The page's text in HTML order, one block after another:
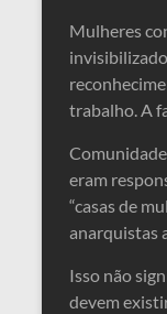
Mulheres
trabalho. A
eram
“casas de
anarquistas
Isso não
devem